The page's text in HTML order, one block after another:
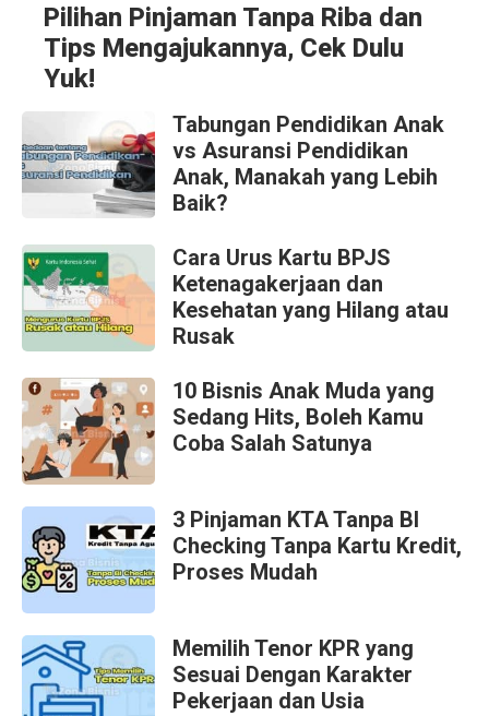
Pilihan Pinjaman Tanpa Riba dan
Tips Mengajukannya, Cek Dulu
Yuk!
Tabungan Pendidikan Anak
vs Asuransi Pendidikan
Anak, Manakah yang Lebih
Baik?
Cara Urus Kartu BPJS
Ketenagakerjaan dan
Kesehatan yang Hilang atau
Rusak
10 Bisnis Anak Muda yang
Sedang Hits, Boleh Kamu
Coba Salah Satunya
3 Pinjaman KTA Tanpa BI
Checking Tanpa Kartu Kredit,
Proses Mudah
Memilih Tenor KPR yang
Sesuai Dengan Karakter
Pekerjaan dan Usia